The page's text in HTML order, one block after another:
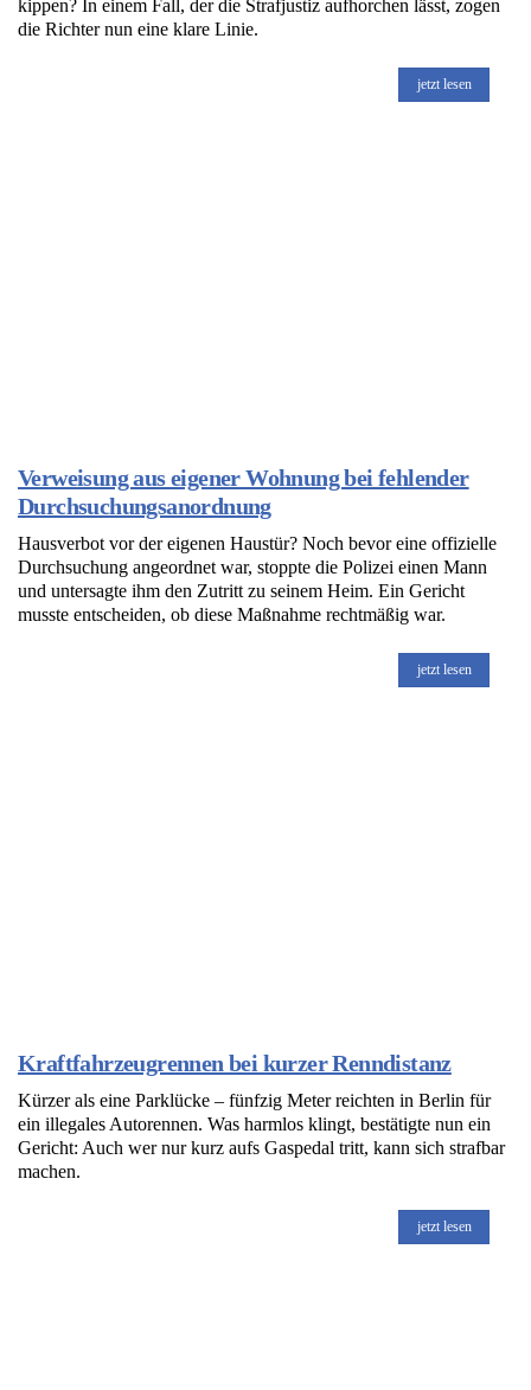
kippen? In einem Fall, der die Strafjustiz aufhorchen lässt, zogen
die Richter nun eine klare Linie.
jetzt lesen
Verweisung aus eigener Wohnung bei fehlender
Durchsuchungsanordnung
Hausverbot vor der eigenen Haustür? Noch bevor eine offizielle
Durchsuchung angeordnet war, stoppte die Polizei einen Mann
und untersagte ihm den Zutritt zu seinem Heim. Ein Gericht
musste entscheiden, ob diese Maßnahme rechtmäßig war.
jetzt lesen
Kraftfahrzeugrennen bei kurzer Renndistanz
Kürzer als eine Parklücke – fünfzig Meter reichten in Berlin für
ein illegales Autorennen. Was harmlos klingt, bestätigte nun ein
Gericht: Auch wer nur kurz aufs Gaspedal tritt, kann sich strafbar
machen.
jetzt lesen